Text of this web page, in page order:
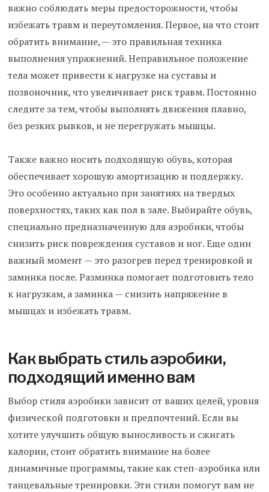
важно соблюдать меры предосторожности, чтобы
избежать травм и переутомления. Первое, на что стоит
обратить внимание, — это правильная техника
выполнения упражнений. Неправильное положение
тела может привести к нагрузке на суставы и
позвоночник, что увеличивает риск травм. Постоянно
следите за тем, чтобы выполнять движения плавно,
без резких рывков, и не перегружать мышцы.
Также важно носить подходящую обувь, которая
обеспечивает хорошую амортизацию и поддержку.
Это особенно актуально при занятиях на твердых
поверхностях, таких как пол в зале. Выбирайте обувь,
специально предназначенную для аэробики, чтобы
снизить риск повреждения суставов и ног. Еще один
важный момент — это разогрев перед тренировкой и
заминка после. Разминка помогает подготовить тело
к нагрузкам, а заминка — снизить напряжение в
мышцах и избежать травм.
Как выбрать стиль аэробики,
подходящий именно вам
Выбор стиля аэробики зависит от ваших целей, уровня
физической подготовки и предпочтений. Если вы
хотите улучшить общую выносливость и сжигать
калории, стоит обратить внимание на более
динамичные программы, такие как степ-аэробика или
танцевальные тренировки. Эти стили помогут вам не